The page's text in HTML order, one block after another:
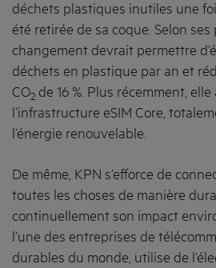
déchets plastiques inutiles une
été retirée de sa coque. Selon ses
changement devrait permettre
déchets en plastique par an et
CO2 de 16 %. Plus récemment, elle
l’infrastructure eSIM Core,
l’énergie renouvelable.
De même, KPN s’efforce de
toutes les choses de manière
continuellement son impact
l’une des entreprises de
durables du monde, utilise de